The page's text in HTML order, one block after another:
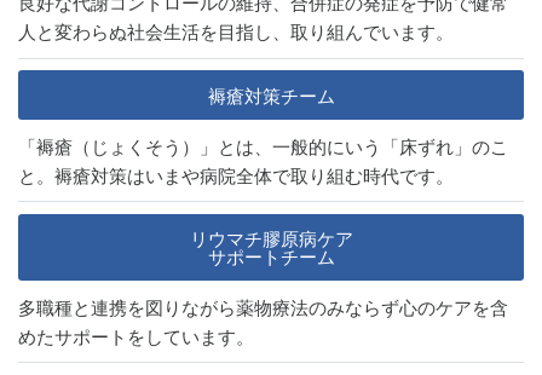
人と変わらぬ社会生活を目指し、取り組んでいます。
褥瘡対策チーム
「褥瘡（じょくそう）」とは、一般的にいう「床ずれ」のこ
と。褥瘡対策はいまや病院全体で取り組む時代です。
リウマチ膠原病ケア
サポートチーム
多職種と連携を図りながら薬物療法のみならず心のケアを含
めたサポートをしています。